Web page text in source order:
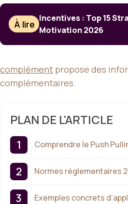
À lire
Incentives : Top 15
Motivation 2026
complément propose des
complémentaires.
PLAN DE L'ARTICLE
Comprendre le Push
Normes réglementaires
Exemples concrets